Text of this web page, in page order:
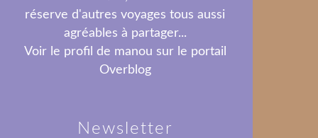
Newsletter
réserve d'autres voyages tous aussi
agréables à partager...
Voir le profil de manou sur le portail
Overblog